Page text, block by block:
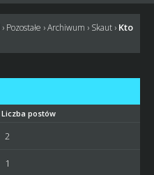
› Pozostałe ›Archiwum › Skaut › Kto
Liczba postów
2
1